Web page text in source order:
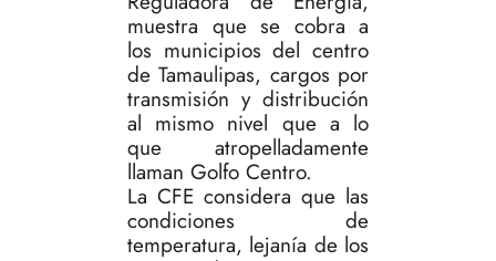
muestra que se cobra a
los municipios del centro
de Tamaulipas, cargos por
transmisión y distribución
al mismo nivel que a lo
que atropelladamente
llaman Golfo Centro.
La CFE considera que las
condiciones de
temperatura, lejanía de los